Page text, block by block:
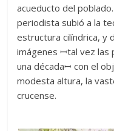
acueducto del
periodista subió a la
estructura cilíndrica, y
imágenes ꟷtal vez las
una décadaꟷ con el
modesta altura, la
crucense.